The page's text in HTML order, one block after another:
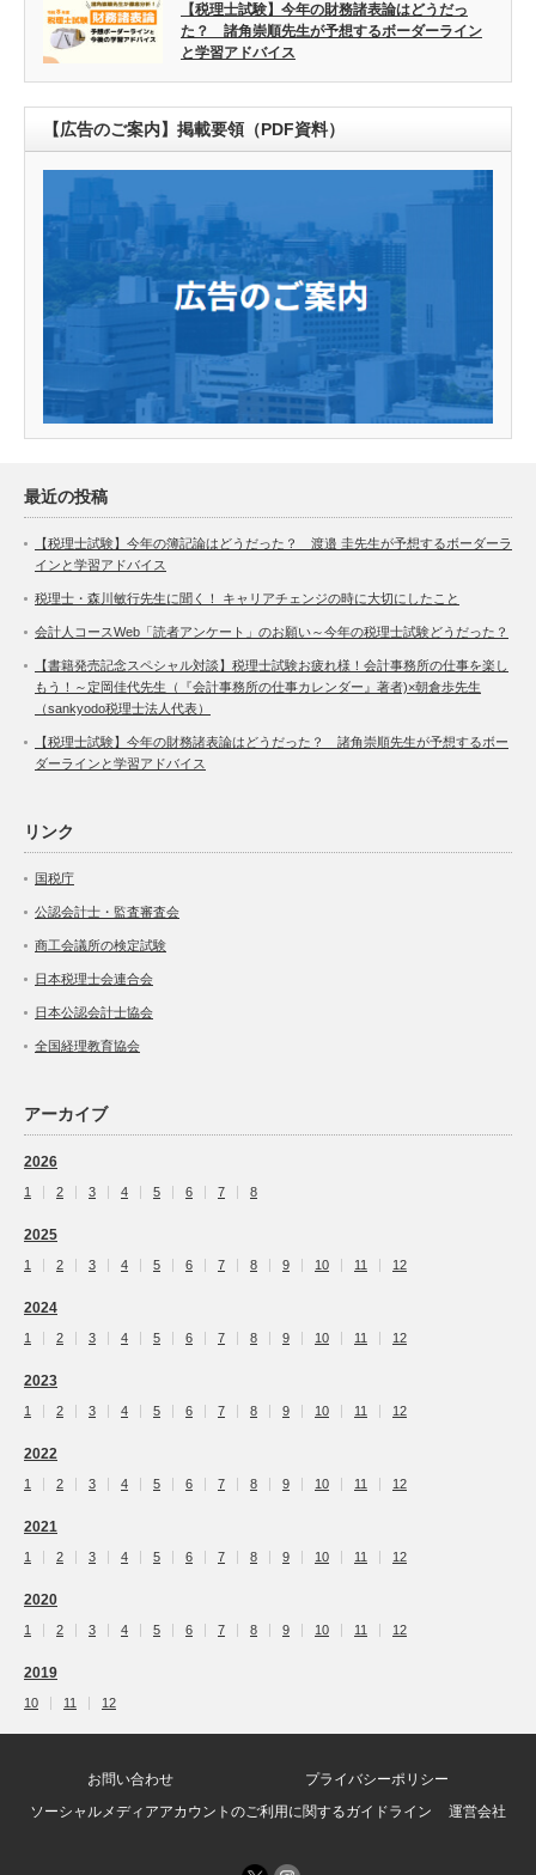
【税理士試験】今年の財務諸表論はどうだっ
た？ 諸角崇順先生が予想するボーダーライン
と学習アドバイス
【広告のご案内】掲載要領（PDF資料）
最近の投稿
【税理士試験】今年の簿記論はどうだった？ 渡邉 圭先生が予想するボーダーラ
インと学習アドバイス
税理士・森川敏行先生に聞く！ キャリアチェンジの時に大切にしたこと
会計人コースWeb「読者アンケート」のお願い～今年の税理士試験どうだった？
【書籍発売記念スペシャル対談】税理士試験お疲れ様！会計事務所の仕事を楽し
もう！～定岡佳代先生（『会計事務所の仕事カレンダー』著者)×朝倉歩先生
（sankyodo税理士法人代表）
【税理士試験】今年の財務諸表論はどうだった？ 諸角崇順先生が予想するボー
ダーラインと学習アドバイス
リンク
国税庁
公認会計士・監査審査会
商工会議所の検定試験
日本税理士会連合会
日本公認会計士協会
全国経理教育協会
アーカイブ
2026
1 2 3 4 5 6 7 8
2025
1 2 3 4 5 6 7 8 9 10 11 12
2024
1 2 3 4 5 6 7 8 9 10 11 12
2023
1 2 3 4 5 6 7 8 9 10 11 12
2022
1 2 3 4 5 6 7 8 9 10 11 12
2021
1 2 3 4 5 6 7 8 9 10 11 12
2020
1 2 3 4 5 6 7 8 9 10 11 12
2019
10 11 12
お問い合わせ
プライバシーポリシー
ソーシャルメディアアカウントのご利用に関するガイドライン
運営会社